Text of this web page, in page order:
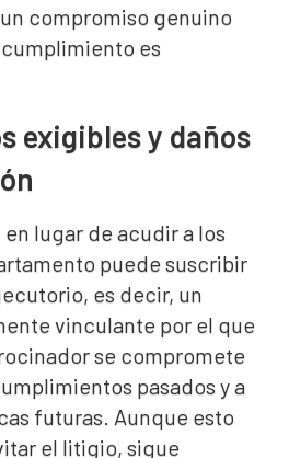
compromiso genuino
es
exigibles y daños
lugar de acudir a los
puede suscribir
es decir, un
vinculante por el que
se compromete
pasados y a
futuras. Aunque esto
el litigio, sigue